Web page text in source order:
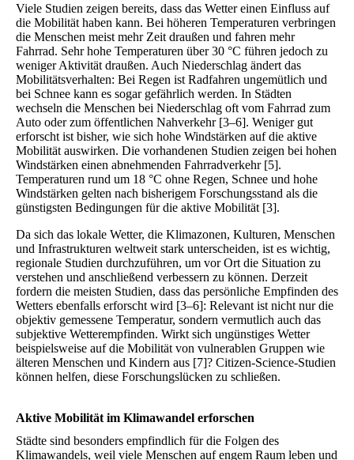
Viele Studien zeigen bereits, dass das Wetter einen Einfluss auf
die Mobilität haben kann. Bei höheren Temperaturen verbringen
die Menschen meist mehr Zeit draußen und fahren mehr
Fahrrad. Sehr hohe Temperaturen über 30 °C führen jedoch zu
weniger Aktivität draußen. Auch Niederschlag ändert das
Mobilitätsverhalten: Bei Regen ist Radfahren ungemütlich und
bei Schnee kann es sogar gefährlich werden. In Städten
wechseln die Menschen bei Niederschlag oft vom Fahrrad zum
Auto oder zum öffentlichen Nahverkehr [3–6]. Weniger gut
erforscht ist bisher, wie sich hohe Windstärken auf die aktive
Mobilität auswirken. Die vorhandenen Studien zeigen bei hohen
Windstärken einen abnehmenden Fahrradverkehr [5].
Temperaturen rund um 18 °C ohne Regen, Schnee und hohe
Windstärken gelten nach bisherigem Forschungsstand als die
günstigsten Bedingungen für die aktive Mobilität [3].
Da sich das lokale Wetter, die Klimazonen, Kulturen, Menschen
und Infrastrukturen weltweit stark unterscheiden, ist es wichtig,
regionale Studien durchzuführen, um vor Ort die Situation zu
verstehen und anschließend verbessern zu können. Derzeit
fordern die meisten Studien, dass das persönliche Empfinden des
Wetters ebenfalls erforscht wird [3–6]: Relevant ist nicht nur die
objektiv gemessene Temperatur, sondern vermutlich auch das
subjektive Wetterempfinden. Wirkt sich ungünstiges Wetter
beispielsweise auf die Mobilität von vulnerablen Gruppen wie
älteren Menschen und Kindern aus [7]? Citizen-Science-Studien
können helfen, diese Forschungslücken zu schließen.
Aktive Mobilität im Klimawandel erforschen
Städte sind besonders empfindlich für die Folgen des
Klimawandels, weil viele Menschen auf engem Raum leben und